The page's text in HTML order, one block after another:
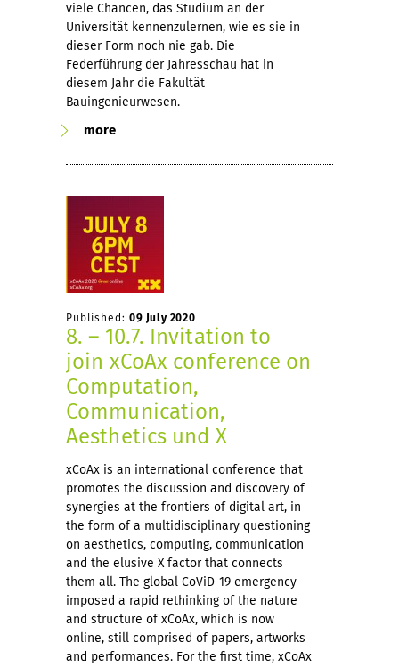
viele Chancen, das Studium an der
Universität kennenzulernen, wie es sie in
dieser Form noch nie gab. Die
Federführung der Jahresschau hat in
diesem Jahr die Fakultät
Bauingenieurwesen.
more
Published: 09 July 2020
8. – 10.7. Invitation to
join xCoAx conference on
Computation,
Communication,
Aesthetics und X
xCoAx is an international conference that
promotes the discussion and discovery of
synergies at the frontiers of digital art, in
the form of a multidisciplinary questioning
on aesthetics, computing, communication
and the elusive X factor that connects
them all. The global CoViD-19 emergency
imposed a rapid rethinking of the nature
and structure of xCoAx, which is now
online, still comprised of papers, artworks
and performances. For the first time, xCoAx